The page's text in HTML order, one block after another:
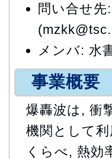
問い合せ
メンバ: 水
事業概要
爆轟波は, 衝
機関として
くらべ, 熱効